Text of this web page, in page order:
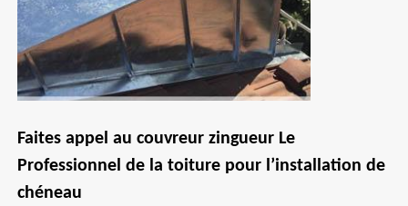
Faites appel au couvreur zingueur Le
Professionnel de la toiture pour l’installation de
chéneau